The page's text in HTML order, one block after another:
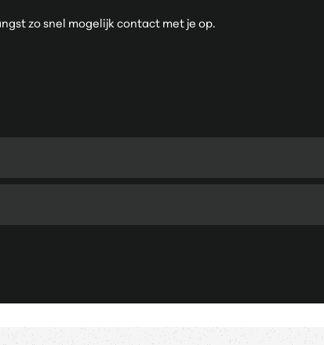
zo snel mogelijk contact met je op.